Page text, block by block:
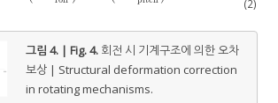
(2)
그림 4. | Fig. 4. 회전 시 기계구조에 의한 오차
보상 | Structural deformation correction
in rotating mechanisms.